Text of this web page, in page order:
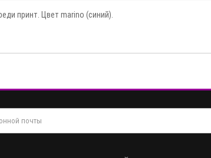
принт. Цвет marino (синий).